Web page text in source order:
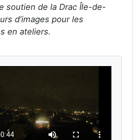
soutien de la Drac Île-de-
d’images pour les
en ateliers.